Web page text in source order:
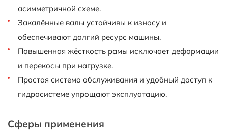
асимметричной схеме.
Закалённые валы устойчивы к износу и
обеспечивают долгий ресурс машины.
Повышенная жёсткость рамы исключает деформации
и перекосы при нагрузке.
Простая система обслуживания и удобный доступ к
гидросистеме упрощают эксплуатацию.
Сферы применения